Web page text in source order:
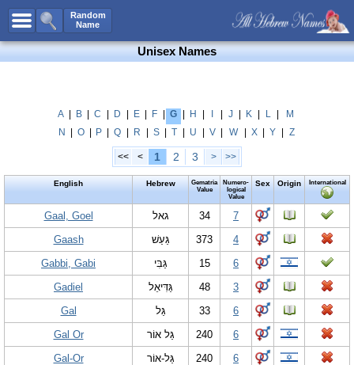
Random
Name
All Names
Boy Names
Unisex Names
Popular Names
Celebs B. DaysNew!
Numerology
Add Name
Contact Us
Unisex Names
A B C D E F G H J K L
M
N
O P Q R S T U V W X Y Z
<< < 1 2 3 > >>
English Hebrew
Gematria
Value
Numero-
logical
Value
Sex Origin International
Gaal, Goel גאל 34
7
Gaash
גַּעַשׁ 373
4
Gabbi, Gabi
גַּבִּי 15
6
Gadiel
גַּדִּיאֵל 48
3
Gal
גַּל 33
6
Gal Or
גַּל אוֹר 240
6
Gal-Or
גַּל-אוֹר 240
6